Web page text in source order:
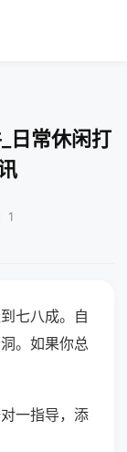
日常休闲打
1
七八成。自
。如果你总
一指导，添